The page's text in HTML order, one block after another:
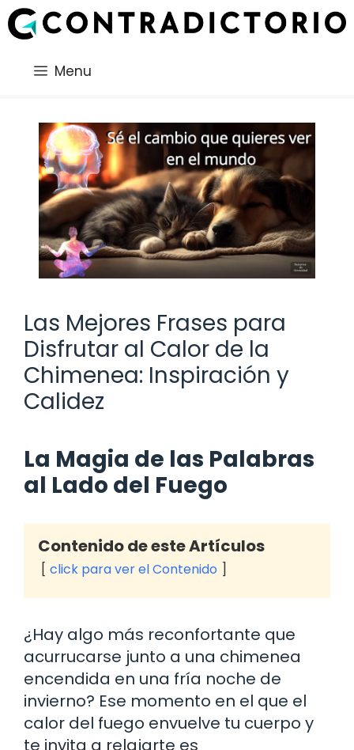
Saltar
al
Menu
Las Mejores Frases para
Disfrutar al Calor de la
Chimenea: Inspiración y
Calidez
La Magia de las Palabras
al Lado del Fuego
Contenido de este Artículos
click para ver el Contenido
¿Hay algo más reconfortante que
acurrucarse junto a una chimenea
encendida en una fría noche de
invierno? Ese momento en el que el
calor del fuego envuelve tu cuerpo y
te invita a relajarte es